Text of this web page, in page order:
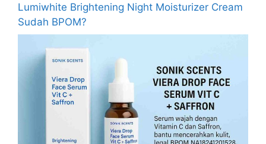
Lumiwhite Brightening Night Moisturizer Cream
Sudah BPOM?